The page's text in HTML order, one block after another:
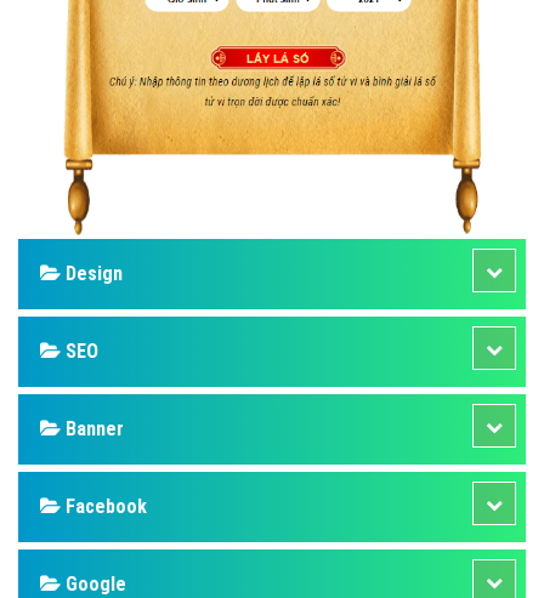
Design
SEO
Banner
Facebook
Google